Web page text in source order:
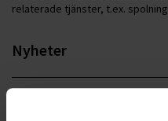
relaterade tjänster, t.ex.
Nyheter